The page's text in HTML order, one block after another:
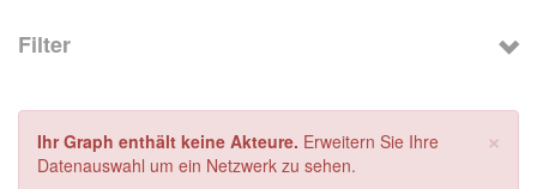
Filter
×
Ihr Graph enthält keine Akteure. Erweitern Sie Ihre
Datenauswahl um ein Netzwerk zu sehen.